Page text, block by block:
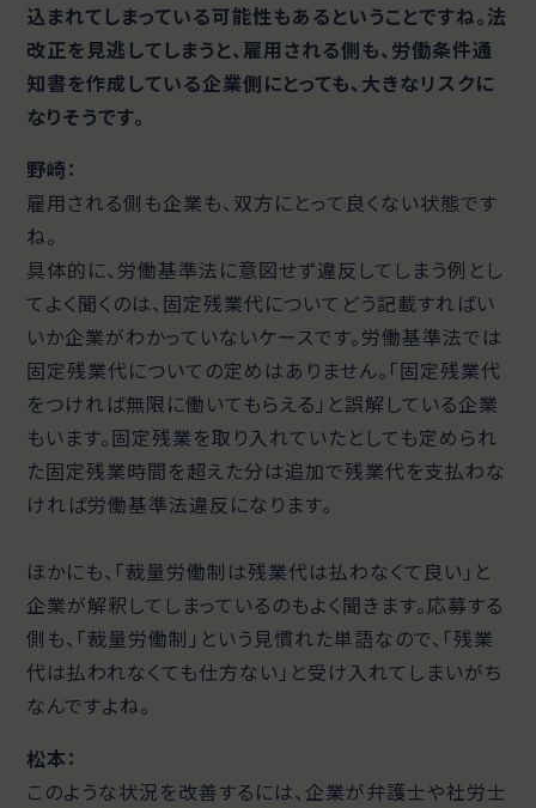
込まれてしまっている可能性もあるということですね。法
改正を見逃してしまうと、雇用される側も、労働条件通
知書を作成している企業側にとっても、大きなリスクに
なりそうです。
野崎：
雇用される側も企業も、双方にとって良くない状態です
ね。
具体的に、労働基準法に意図せず違反してしまう例とし
てよく聞くのは、固定残業代についてどう記載すればい
いか企業がわかっていないケースです。労働基準法では
固定残業代についての定めはありません。「固定残業代
をつければ無限に働いてもらえる」と誤解している企業
もいます。固定残業を取り入れていたとしても定められ
た固定残業時間を超えた分は追加で残業代を支払わな
ければ労働基準法違反になります。
ほかにも、「裁量労働制は残業代は払わなくて良い」と
企業が解釈してしまっているのもよく聞きます。応募する
側も、「裁量労働制」という見慣れた単語なので、「残業
代は払われなくても仕方ない」と受け入れてしまいがち
なんですよね。
松本：
このような状況を改善するには、企業が弁護士や社労士